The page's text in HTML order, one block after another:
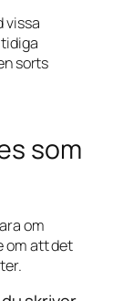
vissa
sorts
som
om
om att det